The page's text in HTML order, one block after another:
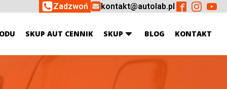
Zadzwoń kontakt@autolab.pl
SKUP AUT CENNIK SKUP BLOG KONTAKT